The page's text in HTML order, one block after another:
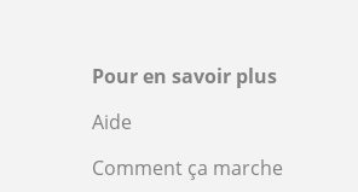
Pour en savoir plus
Aide
Comment ça marche